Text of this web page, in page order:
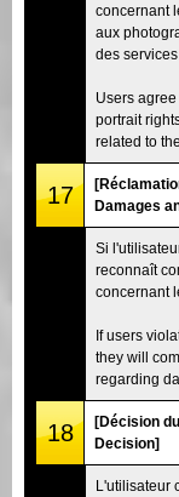
concernant
aux
des services
Users
portrait
related to
17
Damages
Si
reconnaît
concernant
If users
they will
regarding
18
[Décision
Decision]
L'utilisateur